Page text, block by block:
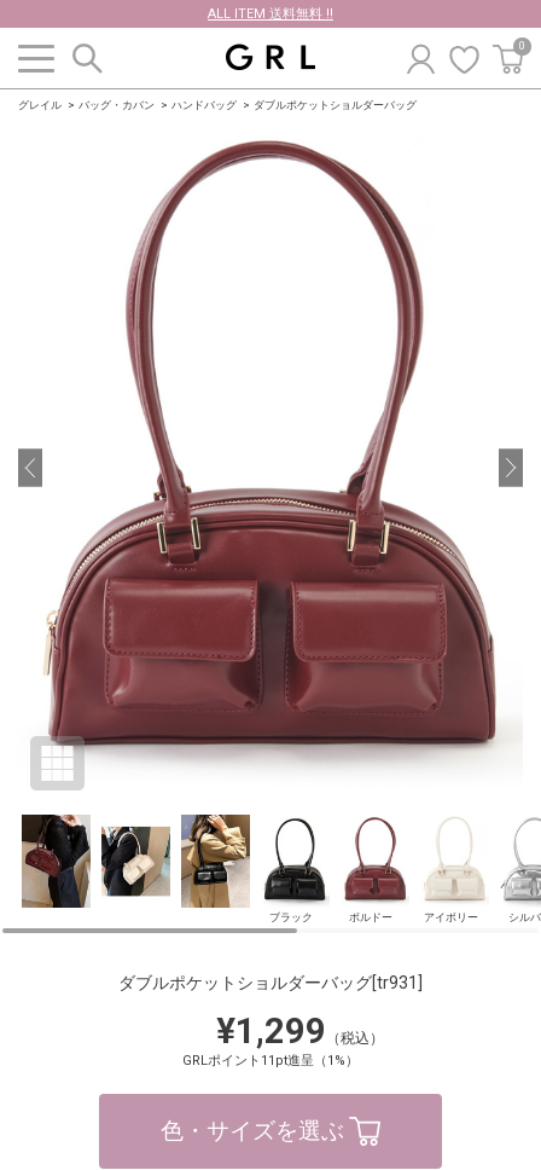
ALL ITEM 送料無料 !!
0
グレイル バッグ・カバン ハンドバッグ ダブルポケットショルダーバッグ
ブラック ボルドー アイボリー シル
ダブルポケットショルダーバッグ[tr931]
¥1,299 （税込）
GRLポイント11pt進呈（1%）
色・サイズを選ぶ